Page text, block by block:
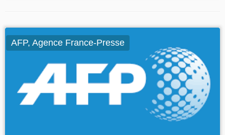
AFP, Agence France-Presse